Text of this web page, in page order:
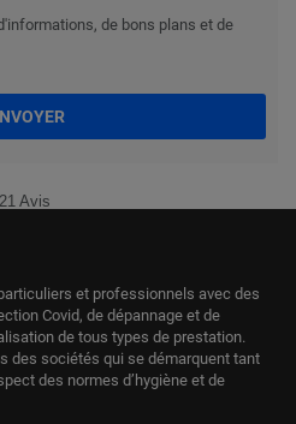
de bons plans et de
Avis
et professionnels avec des
Covid, de dépannage et de
de tous types de prestation.
des sociétés qui se démarquent tant
des normes d’hygiène et de